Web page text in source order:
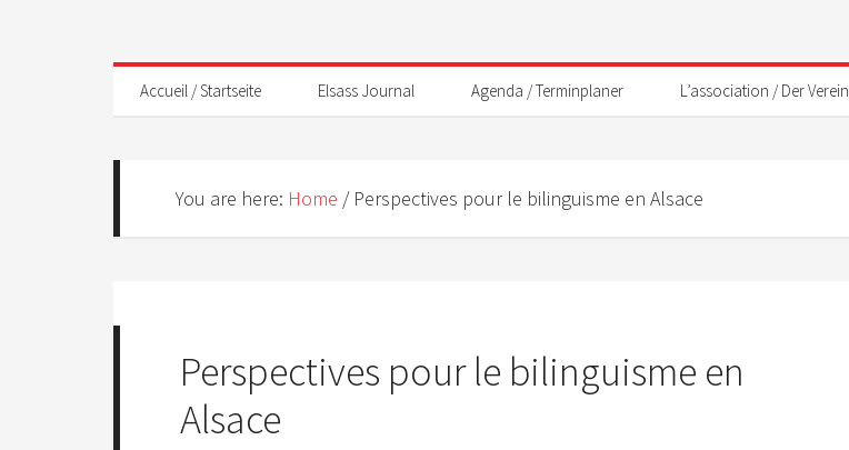
Accueil / Startseite Elsass Journal Agenda / Terminplaner L’association / Der Verein
You are here: Home /Perspectives pour le bilinguisme en Alsace
Perspectives pour le bilinguisme en
Alsace